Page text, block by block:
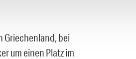
Griechenland, bei
um einen Platz im